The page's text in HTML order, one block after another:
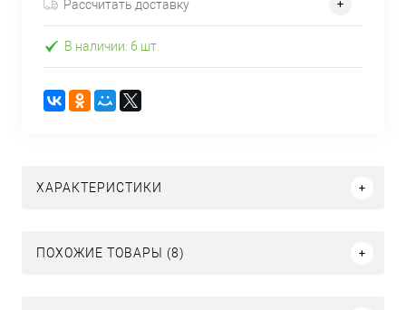
Рассчитать доставку
В наличии: 6 шт.
ХАРАКТЕРИСТИКИ
ПОХОЖИЕ ТОВАРЫ (8)